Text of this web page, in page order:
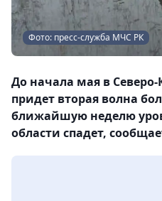
Фото: пресс-служба МЧС РК
До начала мая в Северо-
придет вторая волна
ближайшую неделю
области спадет,